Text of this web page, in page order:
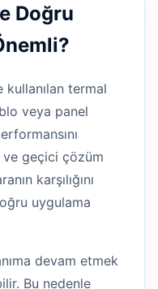
Doğru
kullanılan termal
veya panel
geçici çözüm
karşılığını
uygulama
devam etmek
Bu nedenle